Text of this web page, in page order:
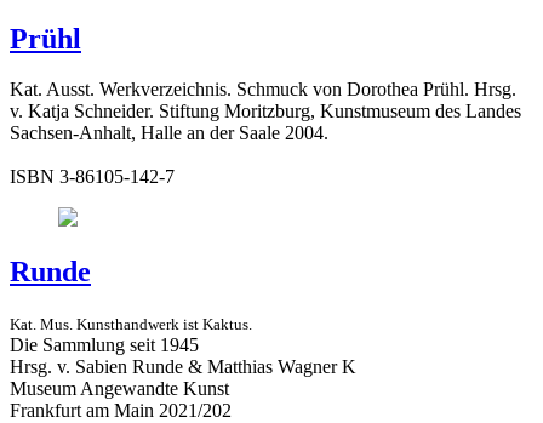
Prühl
Kat. Ausst. Werkverzeichnis. Schmuck von Dorothea Prühl. Hrsg.
v. Katja Schneider. Stiftung Moritzburg, Kunstmuseum des Landes
Sachsen-Anhalt, Halle an der Saale 2004.
ISBN 3-86105-142-7
Runde
Kat. Mus. Kunsthandwerk ist Kaktus.
Die Sammlung seit 1945
Hrsg. v. Sabien Runde & Matthias Wagner K
Museum Angewandte Kunst
Frankfurt am Main 2021/202